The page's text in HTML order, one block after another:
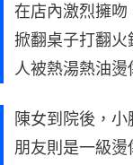
在店內激烈擁
掀翻桌子打翻
人被熱湯熱油燙
陳女到院後，
朋友則是一級